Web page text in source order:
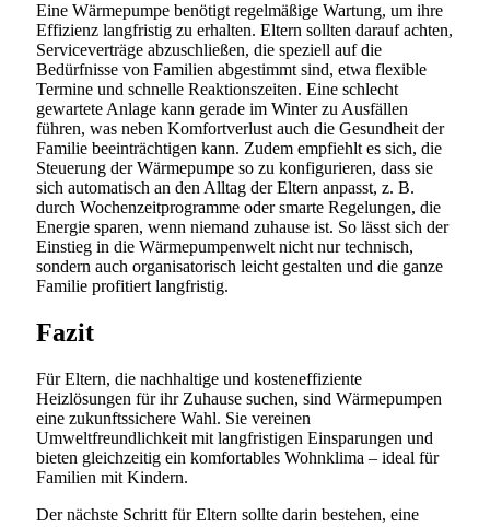
Eine Wärmepumpe benötigt regelmäßige Wartung, um ihre
Effizienz langfristig zu erhalten. Eltern sollten darauf achten,
Serviceverträge abzuschließen, die speziell auf die
Bedürfnisse von Familien abgestimmt sind, etwa flexible
Termine und schnelle Reaktionszeiten. Eine schlecht
gewartete Anlage kann gerade im Winter zu Ausfällen
führen, was neben Komfortverlust auch die Gesundheit der
Familie beeinträchtigen kann. Zudem empfiehlt es sich, die
Steuerung der Wärmepumpe so zu konfigurieren, dass sie
sich automatisch an den Alltag der Eltern anpasst, z. B.
durch Wochenzeitprogramme oder smarte Regelungen, die
Energie sparen, wenn niemand zuhause ist. So lässt sich der
Einstieg in die Wärmepumpenwelt nicht nur technisch,
sondern auch organisatorisch leicht gestalten und die ganze
Familie profitiert langfristig.
Fazit
Für Eltern, die nachhaltige und kosteneffiziente
Heizlösungen für ihr Zuhause suchen, sind Wärmepumpen
eine zukunftssichere Wahl. Sie vereinen
Umweltfreundlichkeit mit langfristigen Einsparungen und
bieten gleichzeitig ein komfortables Wohnklima – ideal für
Familien mit Kindern.
Der nächste Schritt für Eltern sollte darin bestehen, eine